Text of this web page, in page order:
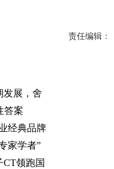
责任编辑：
发展，舍
答案
经典品牌
家学者”
CT领跑国